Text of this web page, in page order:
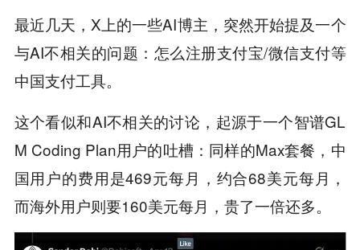
最近几天，X上的一些AI博主，突然开始提及一个
与AI不相关的问题：怎么注册支付宝/微信支付等
中国支付工具。
这个看似和AI不相关的讨论，起源于一个智谱GL
M Coding Plan用户的吐槽：同样的Max套餐，中
国用户的费用是469元每月，约合68美元每月，
而海外用户则要160美元每月，贵了一倍还多。